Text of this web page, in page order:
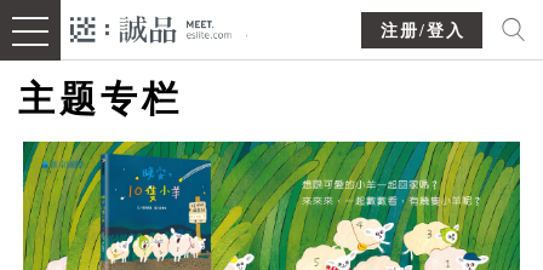
注册/登入
主题专栏